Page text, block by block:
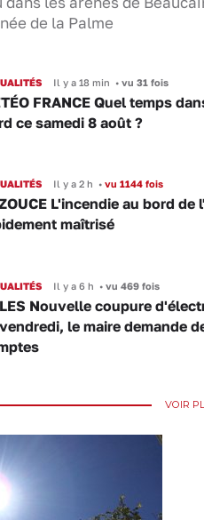
de la Palme
Il y a 18 min •vu 31 fois
FRANCE Quel temps
ce samedi 8 août ?
Il y a 2 h •vu 1144 fois
L'incendie au bord de
maîtrisé
Il y a 6 h •vu 469 fois
Nouvelle coupure
le maire demande
VOIR